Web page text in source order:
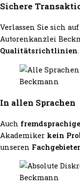
Sichere
Verlassen Sie sich
Autorenkanzlei
Qualitätsrichtlinien.
In allen Sprachen
Auch
Akademiker kein
unseren